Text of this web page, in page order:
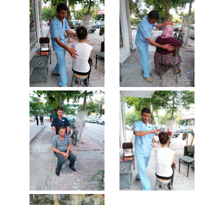
tedavisi,Sivilce Uyuşma ve
Şişlik sülük tedavisi,HACAMAT
HASTANESİ;hacamat
kursu,hacamat eğitimi,hacamat
dersi,uygulamalı hacamat
kursları hacamat
eğitimleri,hacamat kursu fiyatı
fiyatları,hacamat dersi fiyatı
fiyatları,hacamat eğitimi fiyatı
fiyatları,hacamat
noktaları,hacamat
bölgeleri,dinimizde
hacamat,islamda